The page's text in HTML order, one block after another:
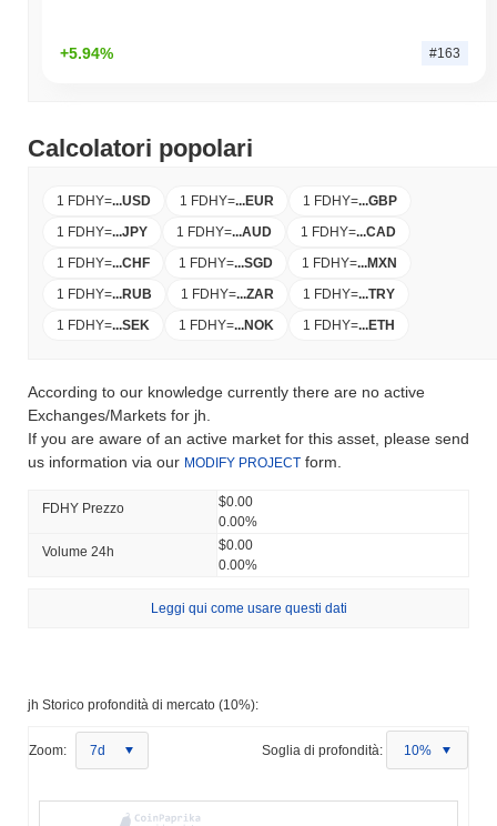
+5.94% #163
Calcolatori popolari
1 FDHY=...USD 1 FDHY=...EUR 1 FDHY=...GBP
1 FDHY=...JPY 1 FDHY=...AUD 1 FDHY=...CAD
1 FDHY=...CHF 1 FDHY=...SGD 1 FDHY=...MXN
1 FDHY=...RUB 1 FDHY=...ZAR 1 FDHY=...TRY
1 FDHY=...SEK 1 FDHY=...NOK 1 FDHY=...ETH
According to our knowledge currently there are no active
Exchanges/Markets for jh.
If you are aware of an active market for this asset, please send
us information via our MODIFY PROJECT form.
FDHY Prezzo
$0.00
0.00%
Volume 24h
$0.00
0.00%
Leggi qui come usare questi dati
jh Storico profondità di mercato (10%):
Zoom: 7d Soglia di profondità: 10%